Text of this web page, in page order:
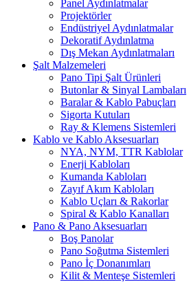
Panel Aydınlatmalar
Projektörler
Endüstriyel Aydınlatmalar
Dekoratif Aydınlatma
Dış Mekan Aydınlatmaları
Şalt Malzemeleri
Pano Tipi Şalt Ürünleri
Butonlar & Sinyal Lambaları
Baralar & Kablo Pabuçları
Sigorta Kutuları
Ray & Klemens Sistemleri
Kablo ve Kablo Aksesuarları
NYA, NYM, TTR Kablolar
Enerji Kabloları
Kumanda Kabloları
Zayıf Akım Kabloları
Kablo Uçları & Rakorlar
Spiral & Kablo Kanalları
Pano & Pano Aksesuarları
Boş Panolar
Pano Soğutma Sistemleri
Pano İç Donanımları
Kilit & Menteşe Sistemleri